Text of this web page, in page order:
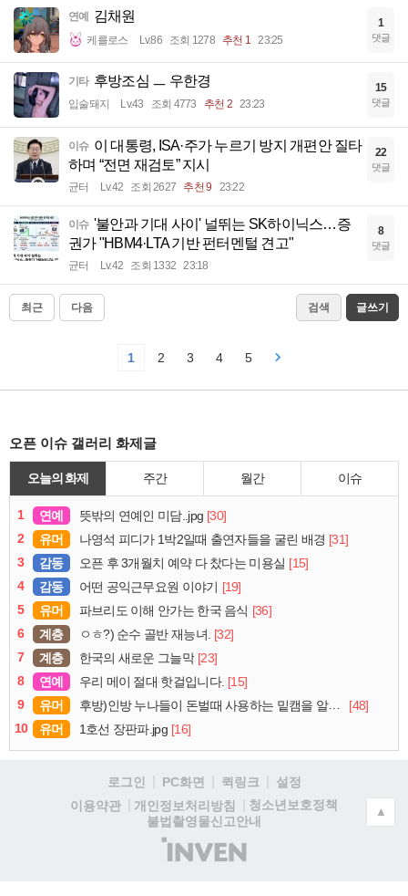
연예 김채원
케를로스 Lv.86 조회 1278 추천 1 23:25
1
댓글
기타 후방조심 ㅡ 우한경
입술돼지 Lv.43 조회 4773 추천 2 23:23
15
댓글
이슈 이 대통령, ISA·주가 누르기 방지 개편안 질타
하며 “전면 재검토” 지시
균터 Lv.42 조회 2627 추천 9 23:22
22
댓글
이슈 '불안과 기대 사이' 널뛰는 SK하이닉스…증
권가 "HBM4·LTA 기반 펀터멘털 견고"
균터 Lv.42 조회 1332 23:18
8
댓글
최근 다음 검색 글쓰기
1 2 3 4 5
오픈 이슈 갤러리 화제글
오늘의 화제 주간 월간 이슈
1 연예 뜻밖의 연예인 미담..jpg [30]
2
유머 나영석 피디가 1박2일때 출연자들을 굴린 배경 [31]
3
감동 오픈 후 3개월치 예약 다 찼다는 미용실 [15]
4
감동 어떤 공익근무요원 이야기 [19]
5
유머 파브리도 이해 안가는 한국 음식 [36]
6
계층 ㅇㅎ?) 순수 골반 재능녀. [32]
7
계층 한국의 새로운 그늘막 [23]
8
연예 우리 메이 절대 핫걸입니다. [15]
9
유머 후방)인방 누나들이 돈벌때 사용하는 밑캠을 알아보자
[48]
10
유머 1호선 장판파.jpg [16]
로그인 PC화면 퀵링크
설정
이용약관
개인정보처리방침
청소년보호정책
불법촬영물신고안내
(주)
인
▲